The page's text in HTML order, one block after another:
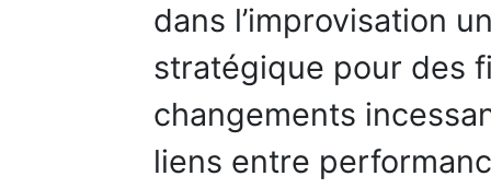
dans l’improvisation
stratégique pour des
changements
liens entre